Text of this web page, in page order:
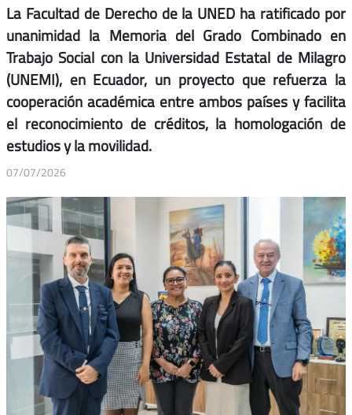
La Facultad de Derecho de la UNED ha ratificado por
unanimidad la Memoria del Grado Combinado en
Trabajo Social con la Universidad Estatal de Milagro
(UNEMI), en Ecuador, un proyecto que refuerza la
cooperación académica entre ambos países y facilita
el reconocimiento de créditos, la homologación de
estudios y la movilidad.
07/07/2026